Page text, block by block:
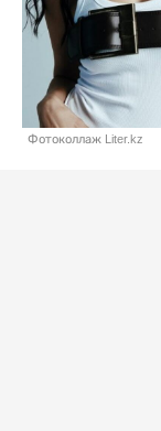
Фотоколлаж Liter.kz